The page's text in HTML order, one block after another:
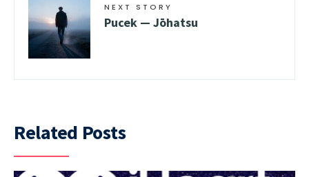
NEXT STORY
Pucek — Jōhatsu
Related Posts